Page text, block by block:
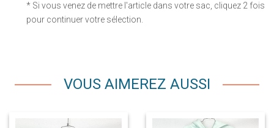
* Si vous venez de mettre l'article dans votre sac, cliquez 2 fois
pour continuer votre sélection.
VOUS AIMEREZ AUSSI